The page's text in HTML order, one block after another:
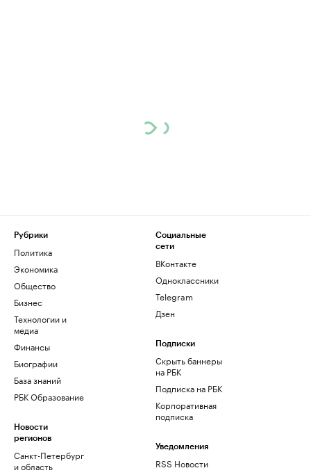
Рубрики
Политика
Экономика
Общество
Бизнес
Технологии и
медиа
Финансы
Биографии
База знаний
РБК Образование
Новости
регионов
Санкт-Петербург
и область
Социальные
сети
ВКонтакте
Одноклассники
Telegram
Дзен
Подписки
Скрыть баннеры
на РБК
Подписка на РБК
Корпоративная
подписка
Уведомления
RSS Новости